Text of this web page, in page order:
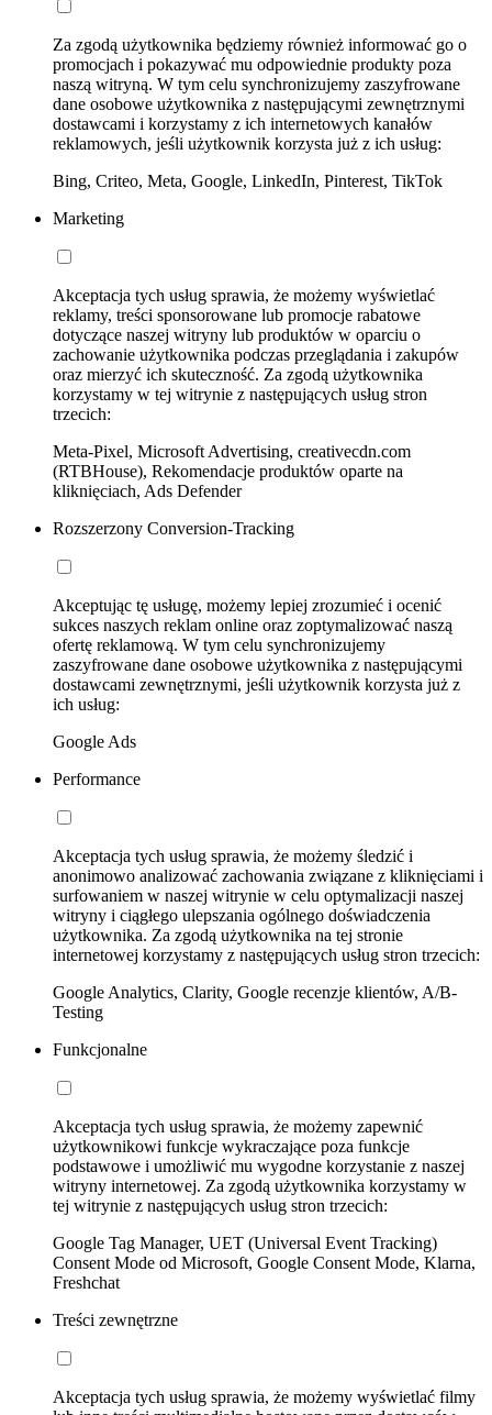
Za zgodą użytkownika będziemy również informować go o
promocjach i pokazywać mu odpowiednie produkty poza
naszą witryną. W tym celu synchronizujemy zaszyfrowane
dane osobowe użytkownika z następującymi zewnętrznymi
dostawcami i korzystamy z ich internetowych kanałów
reklamowych, jeśli użytkownik korzysta już z ich usług:
Bing, Criteo, Meta, Google, LinkedIn, Pinterest, TikTok
Marketing
Akceptacja tych usług sprawia, że możemy wyświetlać
reklamy, treści sponsorowane lub promocje rabatowe
dotyczące naszej witryny lub produktów w oparciu o
zachowanie użytkownika podczas przeglądania i zakupów
oraz mierzyć ich skuteczność. Za zgodą użytkownika
korzystamy w tej witrynie z następujących usług stron
trzecich:
Meta-Pixel, Microsoft Advertising, creativecdn.com
(RTBHouse), Rekomendacje produktów oparte na
kliknięciach, Ads Defender
Rozszerzony Conversion-Tracking
Akceptując tę usługę, możemy lepiej zrozumieć i ocenić
sukces naszych reklam online oraz zoptymalizować naszą
ofertę reklamową. W tym celu synchronizujemy
zaszyfrowane dane osobowe użytkownika z następującymi
dostawcami zewnętrznymi, jeśli użytkownik korzysta już z
ich usług:
Google Ads
Performance
Akceptacja tych usług sprawia, że możemy śledzić i
anonimowo analizować zachowania związane z kliknięciami i
surfowaniem w naszej witrynie w celu optymalizacji naszej
witryny i ciągłego ulepszania ogólnego doświadczenia
użytkownika. Za zgodą użytkownika na tej stronie
internetowej korzystamy z następujących usług stron trzecich:
Google Analytics, Clarity, Google recenzje klientów, A/B-
Testing
Funkcjonalne
Akceptacja tych usług sprawia, że możemy zapewnić
użytkownikowi funkcje wykraczające poza funkcje
podstawowe i umożliwić mu wygodne korzystanie z naszej
witryny internetowej. Za zgodą użytkownika korzystamy w
tej witrynie z następujących usług stron trzecich:
Google Tag Manager, UET (Universal Event Tracking)
Consent Mode od Microsoft, Google Consent Mode, Klarna,
Freshchat
Treści zewnętrzne
Akceptacja tych usług sprawia, że możemy wyświetlać filmy